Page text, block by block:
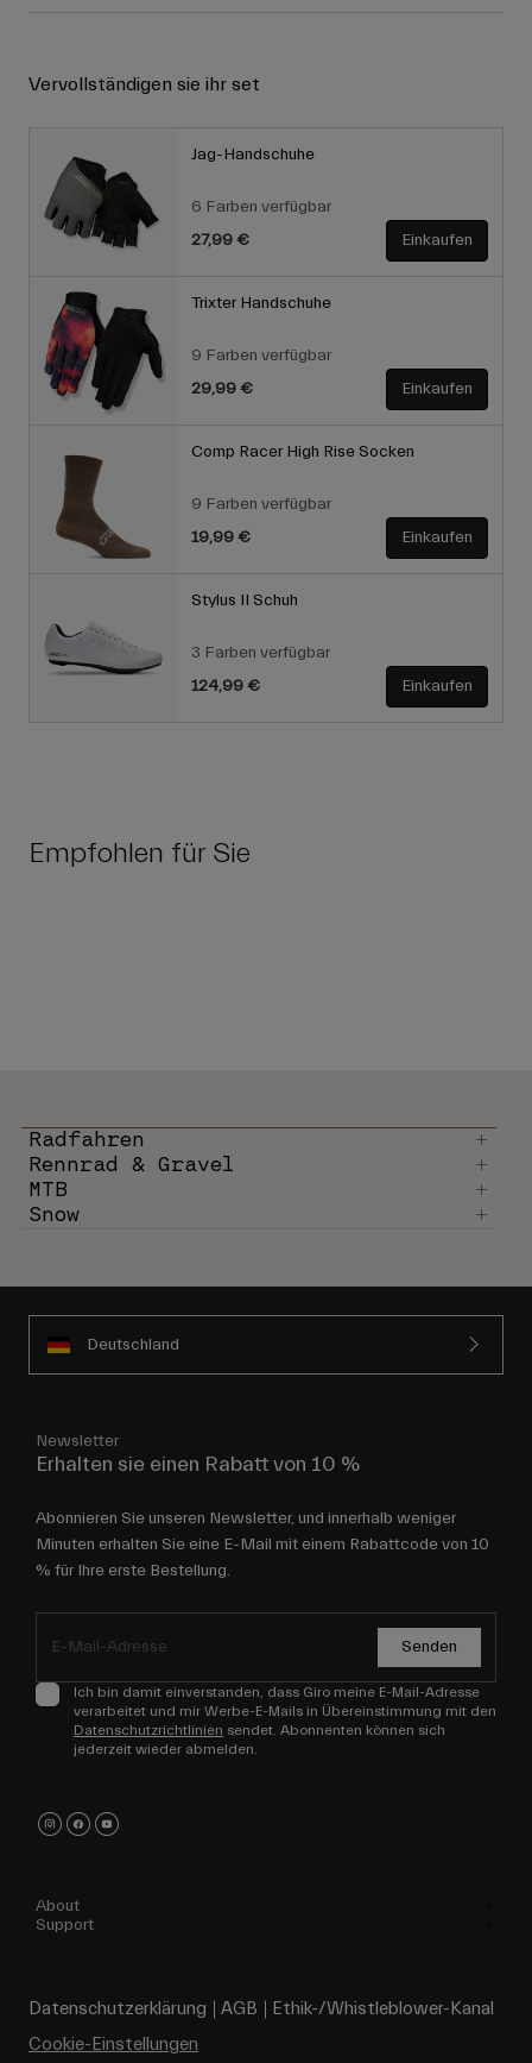
Vervollständigen sie ihr set
Jag-Handschuhe
6 Farben verfügbar
27,99 €
Einkaufen
Trixter Handschuhe
9 Farben verfügbar
29,99 €
Einkaufen
Comp Racer High Rise Socken
9 Farben verfügbar
19,99 €
Einkaufen
Stylus II Schuh
3 Farben verfügbar
124,99 €
Einkaufen
Empfohlen für Sie
Radfahren
Rennrad & Gravel
MTB
Snow
Deutschland
Newsletter
Erhalten sie einen Rabatt von 10 %
Abonnieren Sie unseren Newsletter, und innerhalb weniger
Minuten erhalten Sie eine E-Mail mit einem Rabattcode von 10
% für Ihre erste Bestellung.
Senden
Ich bin damit einverstanden, dass Giro meine E-Mail-Adresse
verarbeitet und mir Werbe-E-Mails in Übereinstimmung mit den
Datenschutzrichtlinien sendet. Abonnenten können sich
jederzeit wieder abmelden.
About
Support
Datenschutzerklärung AGB
Ethik-/Whistleblower-Kanal
Cookie-Einstellungen